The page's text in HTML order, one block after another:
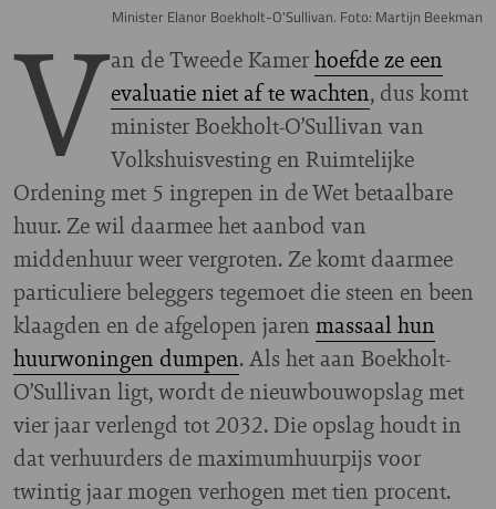
Minister Elanor Boekholt-O'Sullivan. Foto: Martijn Beekman
Van de Tweede Kamerhoefde ze een
evaluatie niet af te wachten, dus komt
minister Boekholt-O’Sullivan van
Volkshuisvesting en Ruimtelijke
Ordening met 5 ingrepen in de Wet betaalbare
huur. Ze wil daarmee het aanbod van
middenhuur weer vergroten. Ze komt daarmee
particuliere beleggers tegemoet die steen en been
klaagden en de afgelopen jaren massaal hun
huurwoningen dumpen. Als het aan Boekholt-
O’Sullivan ligt, wordt de nieuwbouwopslag met
vier jaar verlengd tot 2032. Die opslag houdt in
dat verhuurders de maximumhuurpijs voor
twintig jaar mogen verhogen met tien procent.